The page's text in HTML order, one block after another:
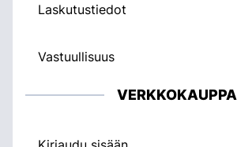
Laskutustiedot
Vastuullisuus
VERKKOKAUPPA